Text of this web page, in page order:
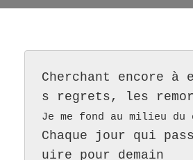
Cherchant encore à
s regrets, les
Je me fond au milieu du
Chaque jour qui
uire pour demain